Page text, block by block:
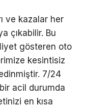
ve kazalar her
çıkabilir. Bu
gösteren oto
kesintisiz
7/24
acil durumda
en kısa